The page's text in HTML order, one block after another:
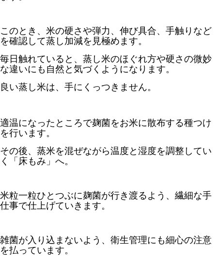
このとき、米の硬さや弾力、伸び具合、手触りなど
を確認して蒸し加減を見極めます。
毎日触れていると、蒸し米のほぐれ方や硬さの微妙
な違いにも自然と気づくようになります。
良い蒸し米は、手にくっつきません。
適温になったところで麹菌をお米に散布する種つけ
を行います。
その後、蒸米を混ぜながら温度と湿度を調整してい
く「床もみ」へ。
米粒一粒ひとつぶに麹菌が行き渡るよう、繊細な手
仕事で仕上げていきます。
雑菌が入り込まないよう、衛生管理にも細心の注意
を払っています。